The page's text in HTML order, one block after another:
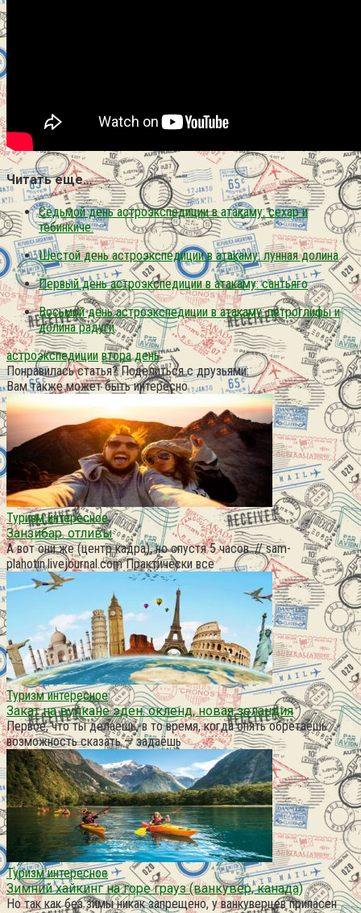
Читать еще…
Седьмой день астроэкспедиции в атакаму: сехар и
тебинкиче.
Шестой день астроэкспедиции в атакаму: лунная долина
Первый день астроэкспедиции в атакаму: сантьяго
Восьмой день астроэкспедиции в атакаму: петроглифы и
долина радуги
астроэкспедиции втора день
Понравилась статья? Поделиться с друзьями:
Вам также может быть интересно
Туризм интересное
Занзибар. отливы
А вот они же (центр кадра), но спустя 5 часов. // sam-
plahotin.livejournal.com Практически все
Туризм интересное
Закат на вулкане эден. окленд, новая зеландия
Первое, что ты делаешь, в то время, когда опять обретаешь
возможность сказать — задаёшь
Туризм интересное
Зимний хайкинг на горе грауз (ванкувер, канада)
Но так как без зимы никак запрещено, у ванкуверцев припасен